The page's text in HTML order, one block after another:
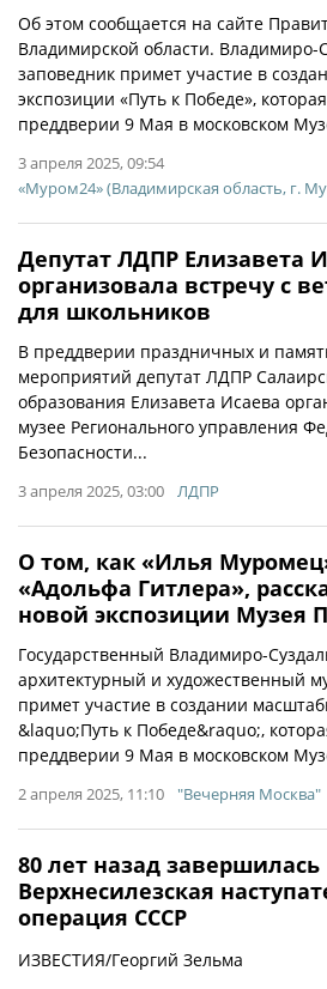
Об этом сообщается на сайте
Владимирской области. Владимиро-
заповедник примет участие в
экспозиции «Путь к Победе»,
преддверии 9 Мая в московском
3 апреля 2025, 09:54
«Муром24» (Владимирская область, г.
Депутат ЛДПР Елизавета
организовала встречу с
для школьников
В преддверии праздничных и
мероприятий депутат ЛДПР
образования Елизавета Исаева
музее Регионального управления
Безопасности...
3 апреля 2025, 03:00 ЛДПР
О том, как «Илья
«Адольфа Гитлера»,
новой экспозиции Музея
Государственный Владимиро-
архитектурный и художественный
примет участие в создании
&laquo;Путь к Победе&raquo;,
преддверии 9 Мая в московском
2 апреля 2025, 11:10 "Вечерняя Москва"
80 лет назад завершилась
Верхнесилезская
операция СССР
ИЗВЕСТИЯ/Георгий Зельма